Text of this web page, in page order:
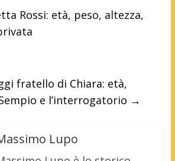
Rossi: età, peso, altezza,
fratello di Chiara: età,
e l’interrogatorio →
Lupo